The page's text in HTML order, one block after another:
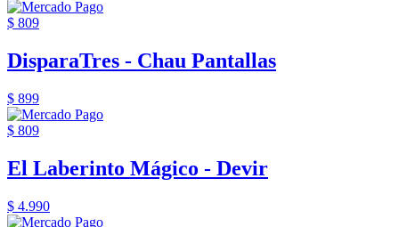
$ 809
DisparaTres - Chau Pantallas
$ 899
$ 809
El Laberinto Mágico - Devir
$ 4.990